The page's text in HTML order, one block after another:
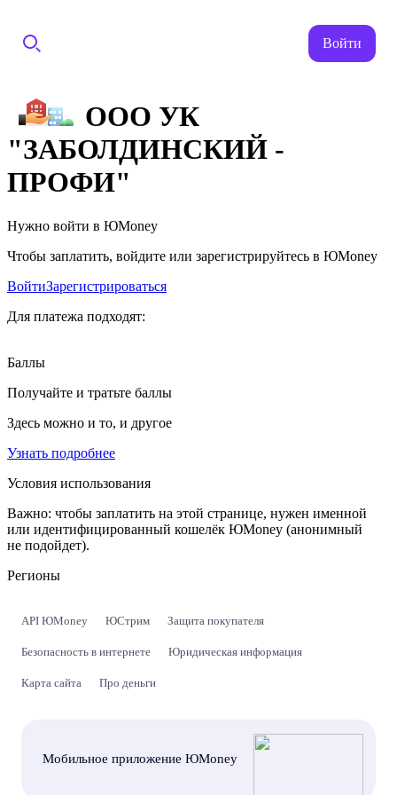
Войти
ООО УК
"ЗАБОЛДИНСКИЙ -
ПРОФИ"
Нужно войти в ЮMoney
Чтобы заплатить, войдите или зарегистрируйтесь в ЮMoney
ВойтиЗарегистрироваться
Для платежа подходят:
Баллы
Получайте и тратьте баллы
Здесь можно и то, и другое
Узнать подробнее
Условия использования
Важно: чтобы заплатить на этой странице, нужен именной
или идентифицированный кошелёк ЮMoney (анонимный
не подойдет).
Регионы
API ЮMoney ЮСтрим Защита покупателя
Безопасность в интернете Юридическая информация
Карта сайта Про деньги
Мобильное приложение ЮMoney